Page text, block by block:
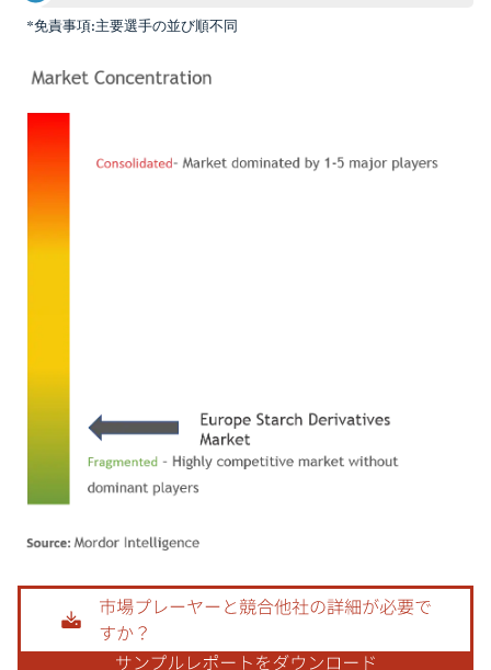
*免責事項:主要選手の並び順不同
画像 © Mordor Intelligence。再利用にはCC BY 4.0の表示が必要です。